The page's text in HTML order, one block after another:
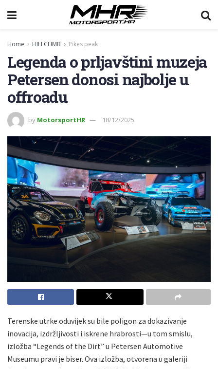
Home HILLCLIMB Pikes peak
Legenda o prljavštini muzeja
Petersen donosi najbolje u
offroadu
by MotorsportHR 18/12/2025
Terenske utrke oduvijek su bile poligon za dokazivanje
inovacija, izdržljivosti i iskrene hrabrosti—u tom smislu,
izložba “Legends of the Dirt” u Petersen Automotive
Museumu pravi je biser. Ova izložba, otvorena u galeriji